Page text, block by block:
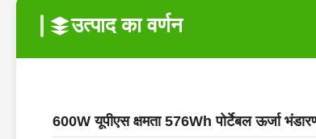
उत्पाद का वर्णन
600W यूपीएस क्षमता 576Wh पोर्टेबल ऊर्जा